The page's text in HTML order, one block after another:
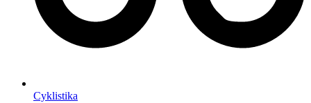
Cyklistika